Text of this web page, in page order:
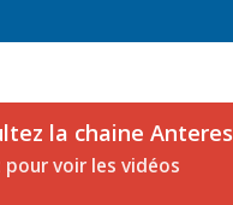
la chaine Anteres
pour voir les vidéos